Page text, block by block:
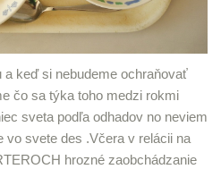
keď si nebudeme ochraňovať
čo sa týka toho medzi rokmi
sveta podľa odhadov no neviem
vo svete des .Včera v relácii na
hrozné zaobchádzanie